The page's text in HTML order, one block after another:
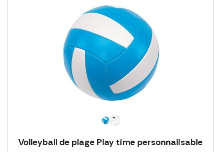
Volleyball de plage Play time personnalisable